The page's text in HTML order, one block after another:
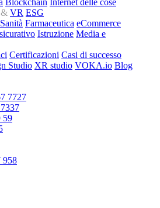
Blockchain Internet delle cose
& VR ESG
Sanità Farmaceutica eCommerce
Istruzione Media e
Certificazioni Casi di successo
Studio XR studio VOKA.io Blog
7727
59
958